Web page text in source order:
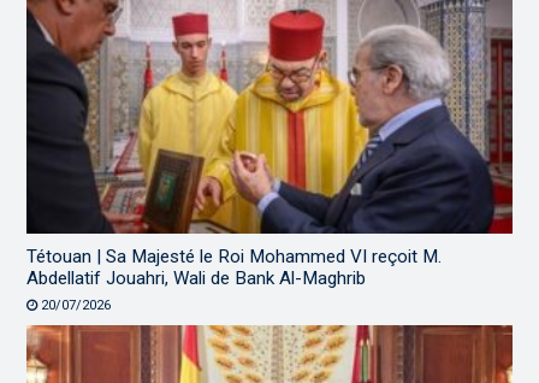
Tétouan | Sa Majesté le Roi Mohammed VI reçoit M.
Abdellatif Jouahri, Wali de Bank Al-Maghrib
20/07/2026